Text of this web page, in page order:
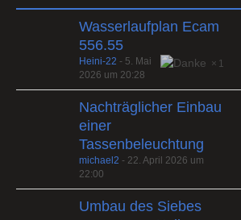
Wasserlaufplan Ecam
556.55
1
Heini-22 - 5. Mai
2026 um 20:28
Nachträglicher Einbau
einer
Tassenbeleuchtung
michael2 - 22. April 2026 um
22:00
Umbau des Siebes